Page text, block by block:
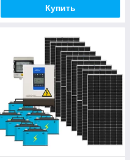
Купить